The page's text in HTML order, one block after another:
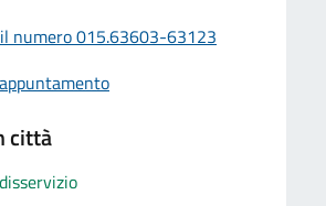
numero 015.63603-63123
città